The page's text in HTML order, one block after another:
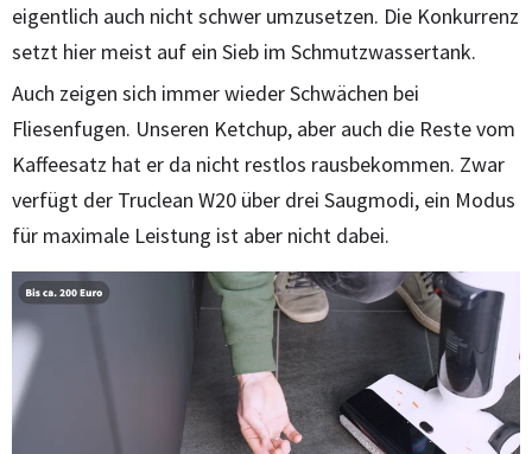
eigentlich auch nicht schwer umzusetzen. Die Konkurrenz
setzt hier meist auf ein Sieb im Schmutzwassertank.
Auch zeigen sich immer wieder Schwächen bei
Fliesenfugen. Unseren Ketchup, aber auch die Reste vom
Kaffeesatz hat er da nicht restlos rausbekommen. Zwar
verfügt der Truclean W20 über drei Saugmodi, ein Modus
für maximale Leistung ist aber nicht dabei.